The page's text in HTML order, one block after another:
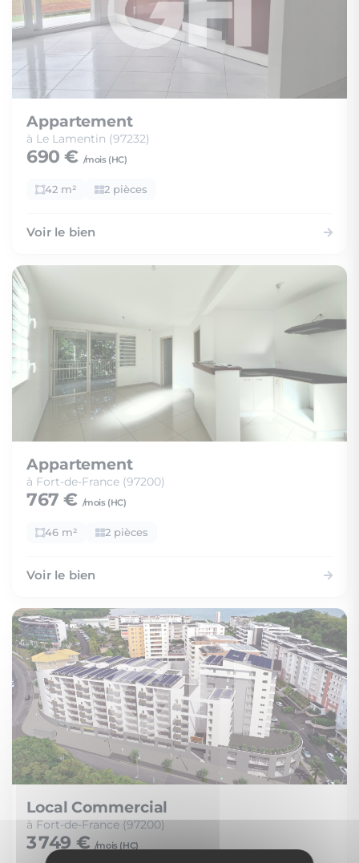
Appartement
à Le Lamentin (97232)
690 € /mois (HC)
42 m² 2 pièces
Voir le bien
Appartement
à Fort-de-France (97200)
767 € /mois (HC)
46 m² 2 pièces
Voir le bien
Local Commercial
à Fort-de-France (97200)
3 749 € /mois (HC)